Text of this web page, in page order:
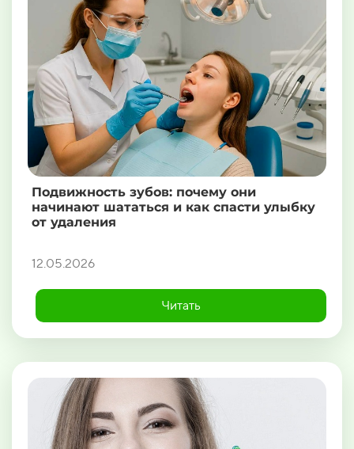
Подвижность зубов: почему они
начинают шататься и как спасти улыбку
от удаления
12.05.2026
Читать